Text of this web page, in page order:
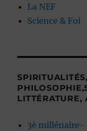
La NEF
Science & Foi
LITTÉRATURE,
3è millénaire-